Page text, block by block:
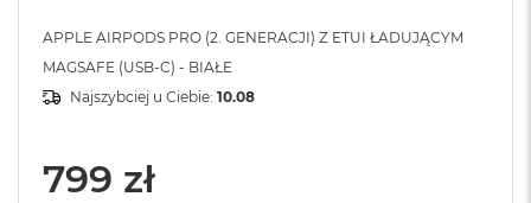
APPLE AIRPODS PRO (2. GENERACJI) Z ETUI ŁADUJĄCYM
MAGSAFE (USB-C) - BIAŁE
Najszybciej u Ciebie: 10.08
799 zł